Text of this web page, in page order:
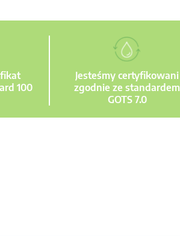
100
Jesteśmy certyfikowani
zgodnie ze standardem
GOTS 7.0